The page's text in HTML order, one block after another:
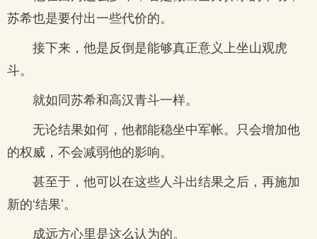
苏希也是要付出一些代价的。
接下来，他是反倒是能够真正意义上坐山观虎
斗。
就如同苏希和高汉青斗一样。
无论结果如何，他都能稳坐中军帐。只会增加他
的权威，不会减弱他的影响。
甚至于，他可以在这些人斗出结果之后，再施加
新的‘结果’。
成远方心里是这么认为的。